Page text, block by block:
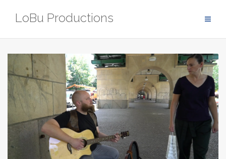
LoBu Productions